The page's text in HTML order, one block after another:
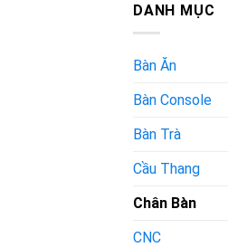
DANH MỤC
Bàn Ăn
Bàn Console
Bàn Trà
Cầu Thang
Chân Bàn
CNC